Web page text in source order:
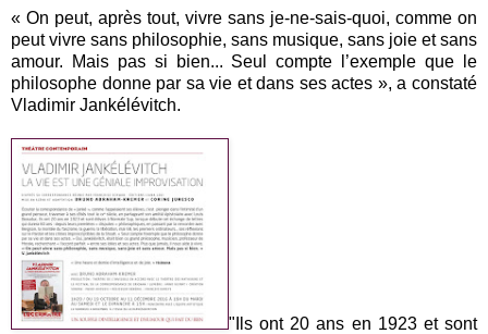
« On peut, après tout, vivre sans je-ne-sais-quoi, comme on
peut vivre sans philosophie, sans musique, sans joie et sans
amour. Mais pas si bien... Seul compte l’exemple que le
philosophe donne par sa vie et dans ses actes », a constaté
Vladimir Jankélévitch.
"Ils ont 20 ans en 1923 et sont